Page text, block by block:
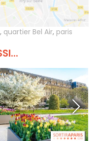
, quartier Bel Air, paris